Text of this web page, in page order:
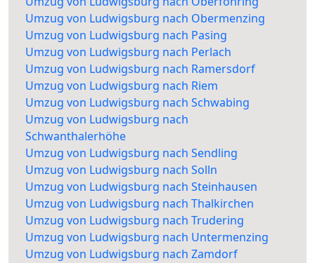
Umzug von Ludwigsburg nach Obermenzing
Umzug von Ludwigsburg nach Pasing
Umzug von Ludwigsburg nach Perlach
Umzug von Ludwigsburg nach Ramersdorf
Umzug von Ludwigsburg nach Riem
Umzug von Ludwigsburg nach Schwabing
Umzug von Ludwigsburg nach
Schwanthalerhöhe
Umzug von Ludwigsburg nach Sendling
Umzug von Ludwigsburg nach Solln
Umzug von Ludwigsburg nach Steinhausen
Umzug von Ludwigsburg nach Thalkirchen
Umzug von Ludwigsburg nach Trudering
Umzug von Ludwigsburg nach Untermenzing
Umzug von Ludwigsburg nach Zamdorf